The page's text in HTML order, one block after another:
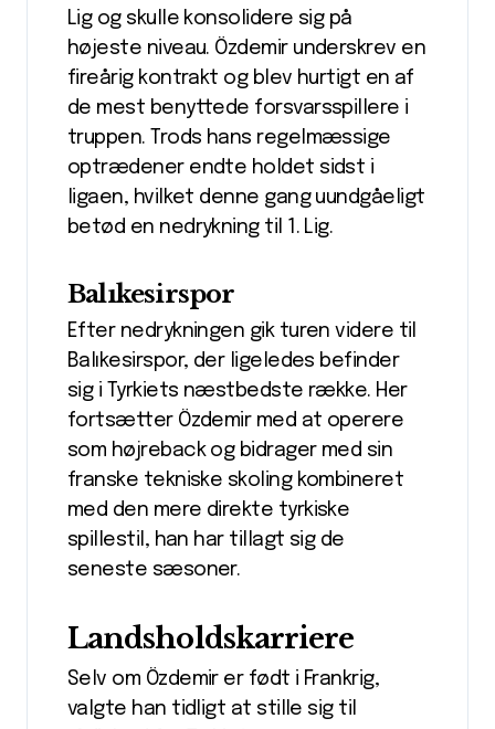
Lig og skulle konsolidere sig på
højeste niveau. Özdemir underskrev en
fireårig kontrakt og blev hurtigt en af
de mest benyttede forsvarsspillere i
truppen. Trods hans regelmæssige
optrædener endte holdet sidst i
ligaen, hvilket denne gang uundgåeligt
betød en nedrykning til 1. Lig.
Balıkesirspor
Efter nedrykningen gik turen videre til
Balıkesirspor, der ligeledes befinder
sig i Tyrkiets næstbedste række. Her
fortsætter Özdemir med at operere
som højreback og bidrager med sin
franske tekniske skoling kombineret
med den mere direkte tyrkiske
spillestil, han har tillagt sig de
seneste sæsoner.
Landsholdskarriere
Selv om Özdemir er født i Frankrig,
valgte han tidligt at stille sig til